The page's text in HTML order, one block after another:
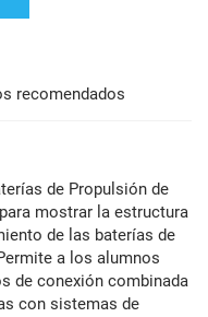
recomendados
de Propulsión de
mostrar la estructura
de las baterías de
a los alumnos
de conexión combinada
con sistemas de